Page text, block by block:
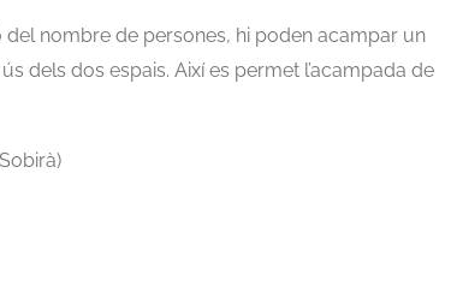
nombre de persones, hi poden acampar un
dels dos espais. Així es permet l’acampada de